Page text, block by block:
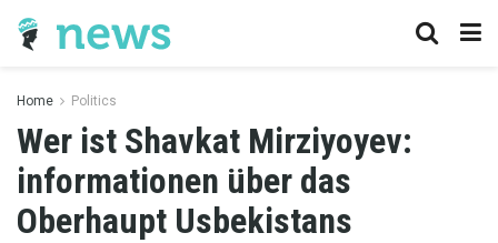
Home Politics
Wer ist Shavkat Mirziyoyev:
informationen über das
Oberhaupt Usbekistans